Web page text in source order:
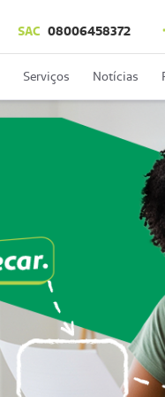
SAC 08006458372
Serviços Notícias